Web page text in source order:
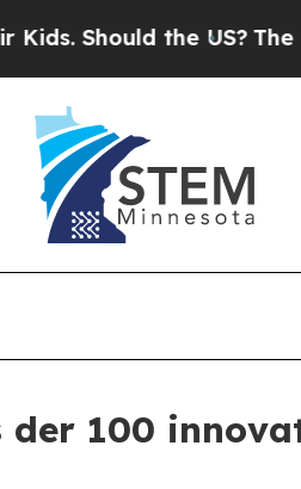
the US?The Pentagon
100